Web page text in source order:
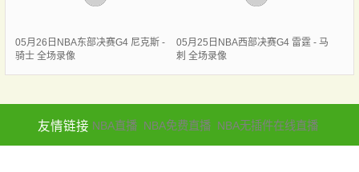
05月26日NBA东部决赛G4 尼克斯 -
骑士 全场录像
05月25日NBA西部决赛G4 雷霆 - 马
刺 全场录像
友情链接 NBA直播 NBA免费直播 NBA无插件在线直播